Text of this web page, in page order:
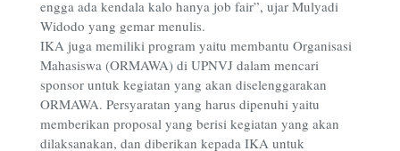
engga ada kendala kalo hanya job fair”, ujar Mulyadi
Widodo yang gemar menulis.
IKA juga memiliki program yaitu membantu Organisasi
Mahasiswa (ORMAWA) di UPNVJ dalam mencari
sponsor untuk kegiatan yang akan diselenggarakan
ORMAWA. Persyaratan yang harus dipenuhi yaitu
memberikan proposal yang berisi kegiatan yang akan
dilaksanakan, dan diberikan kepada IKA untuk